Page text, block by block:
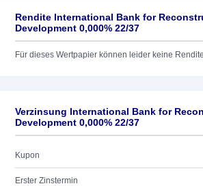
Rendite International Bank for
Development 0,000% 22/37
Für dieses Wertpapier können leider keine
Verzinsung International Bank for
Development 0,000% 22/37
Kupon
Erster Zinstermin